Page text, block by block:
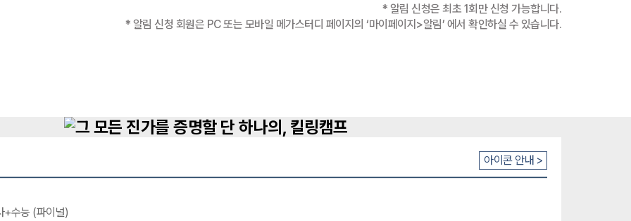
* 알림 신청은 최초 1회만 신청 가능합니다.
* 알림 신청 회원은 PC 또는 모바일 메가스터디 페이지의 ‘마이페이지>알림’ 에서 확인하실 수 있습니다.
아이콘 안내 >
+수능 (파이널)